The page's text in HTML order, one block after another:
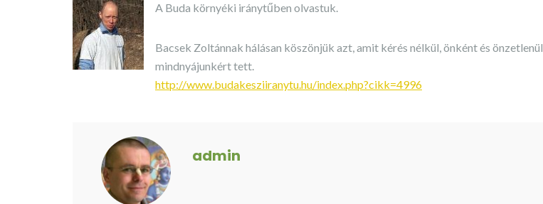
A Buda környéki iránytűben olvastuk.
Bacsek Zoltánnak hálásan köszönjük azt, amit kérés nélkül, önként és önzetlenül
mindnyájunkért tett.
http://www.budakesziiranytu.hu/index.php?cikk=4996
admin